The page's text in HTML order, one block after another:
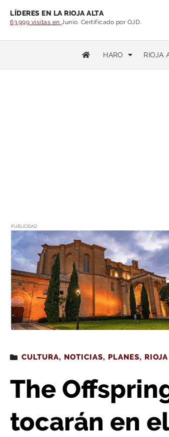
LÍDERES EN LA RIOJA ALTA
63.999 visitas en Junio. Certificado por OJD.
HARO RIOJA
PUBLICIDAD
Estás leyendo : The Offspring y Franz
CULTURA, NOTICIAS, PLANES,
The
tocarán en